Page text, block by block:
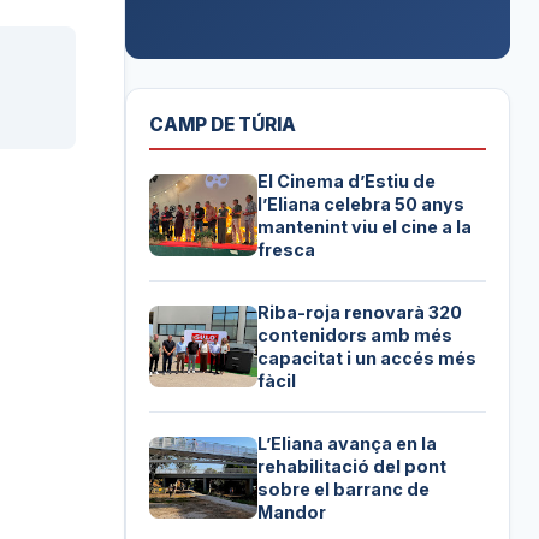
CAMP DE TÚRIA
El Cinema d’Estiu de
l’Eliana celebra 50 anys
mantenint viu el cine a la
fresca
Riba-roja renovarà 320
contenidors amb més
capacitat i un accés més
fàcil
L’Eliana avança en la
rehabilitació del pont
sobre el barranc de
Mandor